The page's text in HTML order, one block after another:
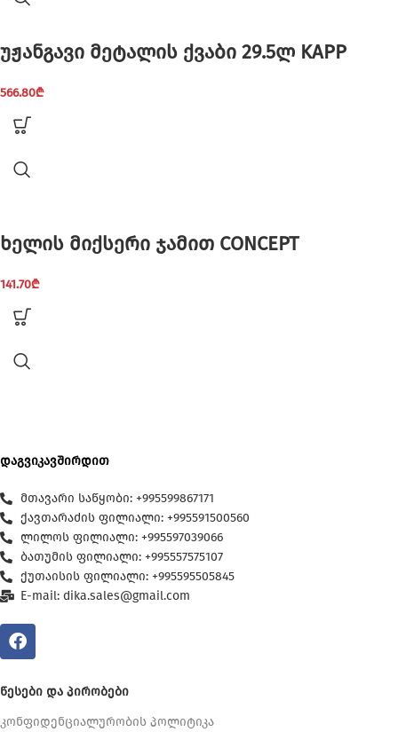
უჟანგავი მეტალის ქვაბი 29.5ლ KAPP
566.80₾
ხელის მიქსერი ჯამით CONCEPT
141.70₾
დაგვიკავშირდით
მთავარი საწყობი: +995599867171
ქავთარაძის ფილიალი: +995591500560
ლილოს ფილიალი: +995597039066
ბათუმის ფილიალი: +995557575107
ქუთაისის ფილიალი: +995595505845
E-mail: dika.sales@gmail.com
ᲬᲔᲡᲔᲑᲘ ᲓᲐ ᲞᲘᲠᲝᲑᲔᲑᲘ
კონფიდენციალურობის პოლიტიკა